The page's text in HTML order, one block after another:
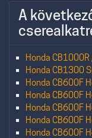
A
Honda
Honda CB1300
Honda CB600F
Honda CB600F
Honda CB600F
Honda CB600F
Honda CB600F